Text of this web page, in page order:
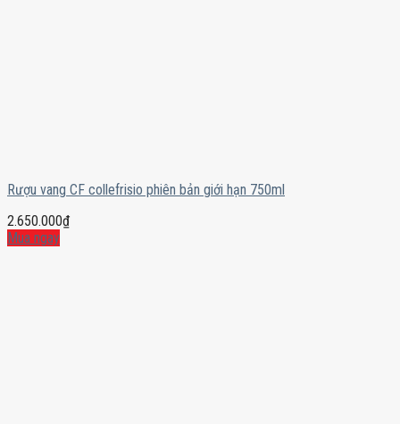
Rượu vang CF collefrisio phiên bản giới hạn 750ml
2.650.000₫
Mua ngay